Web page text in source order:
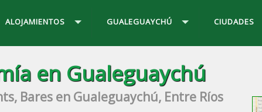
ALOJAMIENTOS GUALEGUAYCHÚ CIUDADES
en Gualeguaychú
Bares en Gualeguaychú, Entre Ríos